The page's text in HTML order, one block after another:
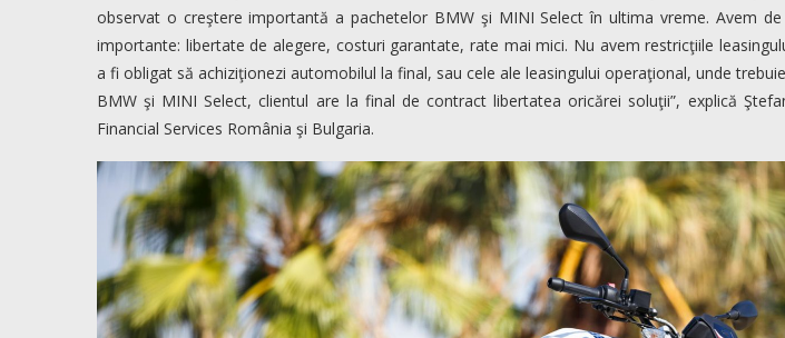
observat o creştere importantă a pachetelor BMW şi MINI Select în ultima vreme. Avem
importante: libertate de alegere, costuri garantate, rate mai mici. Nu avem restricţiile
a fi obligat să achiziţionezi automobilul la final, sau cele ale leasingului operaţional, unde
BMW şi MINI Select, clientul are la final de contract libertatea oricărei soluţii”, explică
Financial Services România şi Bulgaria.